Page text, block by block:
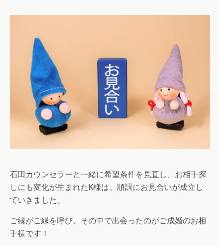
石田カウンセラーと一緒に希望条件を見直し、お相手探
しにも変化が生まれたK様は、順調にお見合いが成立し
ていきました。
ご縁がご縁を呼び、その中で出会ったのがご成婚のお相
手様です！